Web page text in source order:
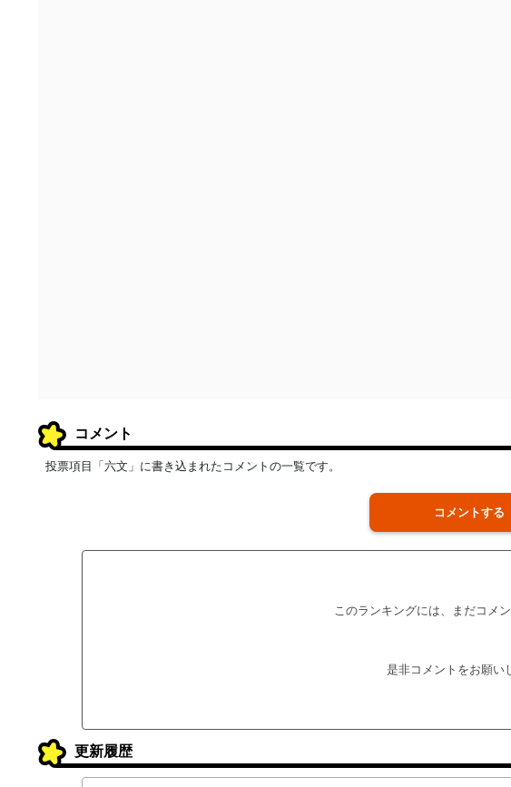
コメント
投票項目「六文」に書き込まれたコメントの一覧です。
コメントする
このランキングには、まだコメン
是非コメントをお願い
更新履歴